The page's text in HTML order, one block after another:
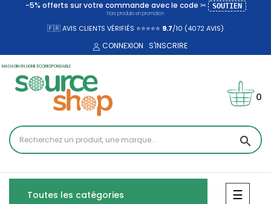
-5% offerts sur votre commande avec le code ✂ SOUTIEN
hors produits en promotion
🇫🇷 AVIS CLIENTS VÉRIFIÉS ⭐⭐⭐⭐⭐ 9.7/10 (4072AVIS)
CONNEXION S'INSCRIRE
MAGASIN EN LIGNE ÉCORESPONSABLE
search
0
Toutes les catégories ☰